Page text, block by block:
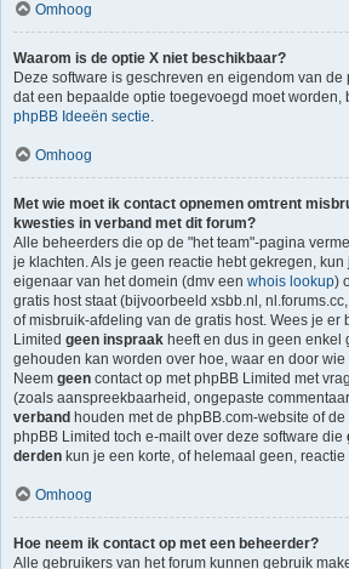
Omhoog
Waarom is de optie X niet beschikbaar?
Deze software is geschreven en eigendom van de
dat een bepaalde optie toegevoegd moet worden,
phpBB Ideeën sectie.
Omhoog
Met wie moet ik contact opnemen omtrent
kwesties in verband met dit forum?
Alle beheerders die op de "het team"-pagina
je klachten. Als je geen reactie hebt gekregen,
eigenaar van het domein (dmv een whois lookup)
gratis host staat (bijvoorbeeld xsbb.nl,
of misbruik-afdeling van de gratis host. Wees je er
Limited geen inspraak heeft en dus in geen
gehouden kan worden over hoe, waar en door
Neem geen contact op met phpBB Limited met
(zoals aanspreekbaarheid, ongepaste
verband houden met de phpBB.com-website of
phpBB Limited toch e-mailt over deze software die
derden kun je een korte, of helemaal geen,
Omhoog
Hoe neem ik contact op met een beheerder?
Alle gebruikers van het forum kunnen gebruik